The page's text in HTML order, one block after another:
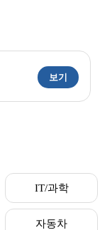
보기
IT/과학
자동차